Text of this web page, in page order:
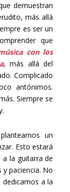
demuestran
más allá
es ser un
que
con los
, más allá del
Complicado
antónimos.
Siempre se
un
Esto estará
la guitarra de
y paciencia. No
a la